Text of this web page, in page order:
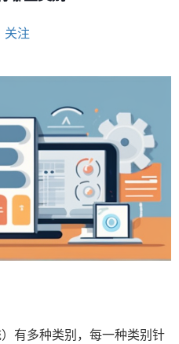
关注
有多种类别，每一种类别针